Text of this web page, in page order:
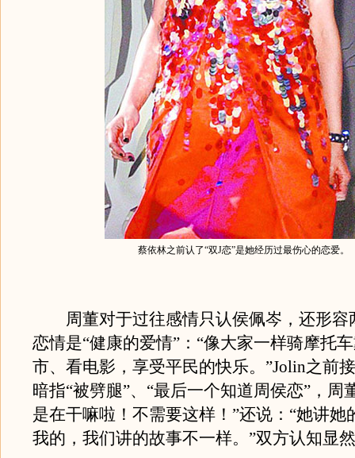
蔡依林之前认了“双J恋”是她经历过最伤心的恋爱。
周董对于过往感情只认侯佩岑，还形容
恋情是“健康的爱情”：“像大家一样骑摩托
市、看电影，享受平民的快乐。”Jolin之前
暗指“被劈腿”、“最后一个知道周侯恋”，周
是在干嘛啦！不需要这样！”还说：“她讲她
我的，我们讲的故事不一样。”双方认知显